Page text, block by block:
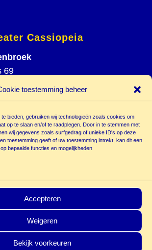
toestemming beheer
bieden, gebruiken wij technologieën zoals cookies om
op te slaan en/of te raadplegen. Door in te stemmen met
wij gegevens zoals surfgedrag of unieke ID's op deze
toestemming geeft of uw toestemming intrekt, kan dit een
bepaalde functies en mogelijkheden.
Accepteren
Weigeren
Bekijk voorkeuren
Cassiopeia
69
61
Cassiopeia | Deze site is beschermd door